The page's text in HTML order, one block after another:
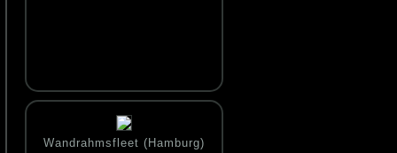
Wandrahmsfleet (Hamburg)